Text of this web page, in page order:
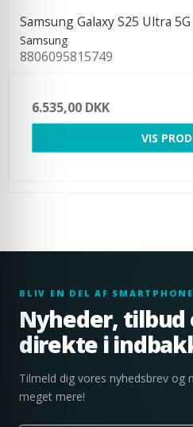
Samsung Galaxy S25 Ultra
Samsung
8806095815749
6.535,00 DKK
VIS
BLIV EN DEL AF
Nyheder,
direkte i
Tilmeld dig vores nyhedsbrev og
meget mere!